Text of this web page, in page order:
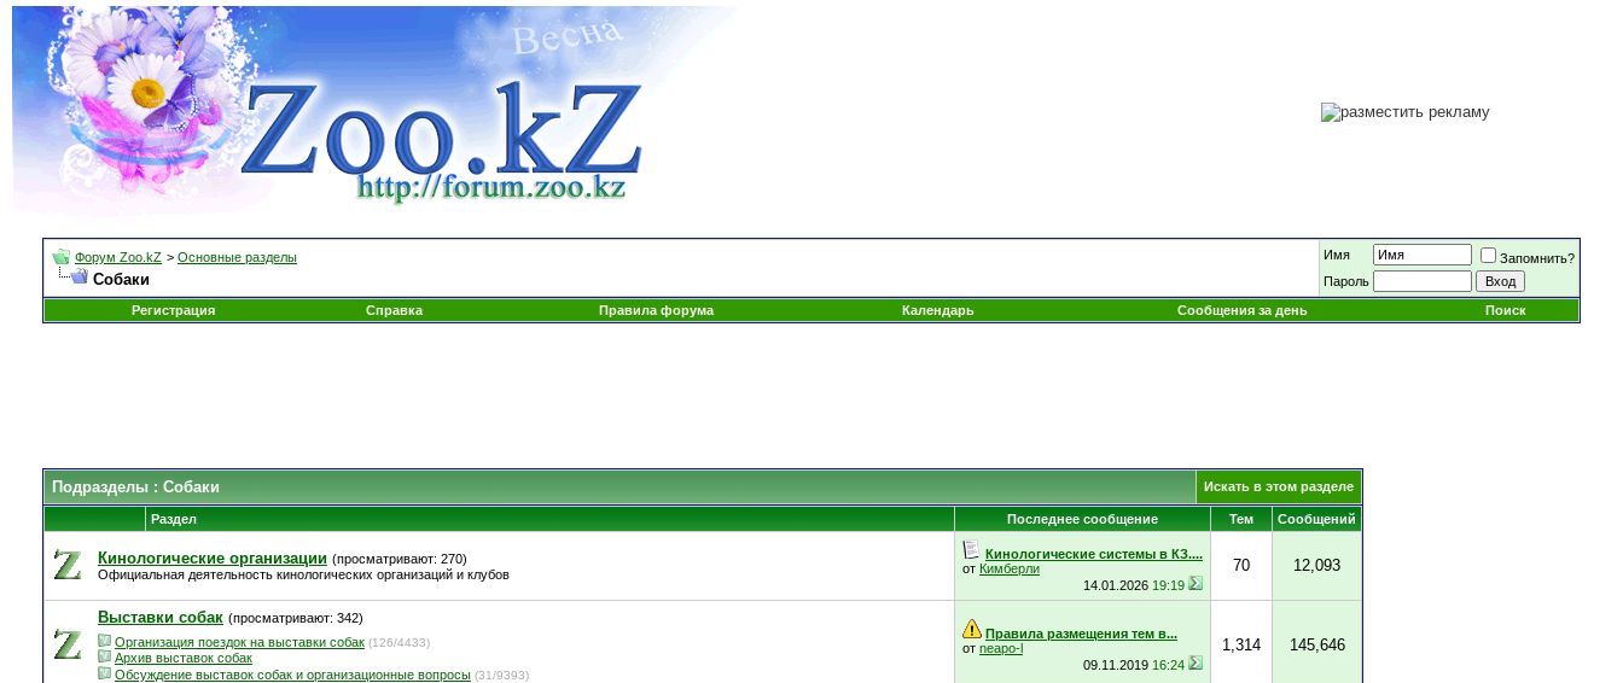
Форум Zoo.kZ > Основные разделы
Собаки
Имя
Запомнить?
Пароль
Регистрация
Справка Правила форума Календарь Сообщения за день Поиск
Подразделы : Собаки Искать в этом разделе
Раздел Последнее сообщение Тем Сообщений
Кинологические организации (просматривают: 270)
Официальная деятельность кинологических организаций и клубов
Кинологические системы в КЗ....
от Кимберли
14.01.2026 19:19
70 12,093
Выставки собак (просматривают: 342)
Организация поездок на выставки собак (126/4433)
Архив выставок собак
Обсуждение выставок собак и организационные вопросы (31/9393)
Правила размещения тем в...
от neapo-l
09.11.2019 16:24
1,314 145,646